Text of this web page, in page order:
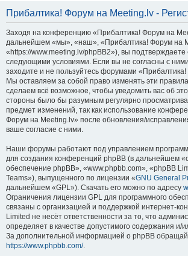
Прибалтика! Форум на Meeting.lv -
Заходя на конференцию «Прибалтика! Форум на
дальнейшем «мы», «наш», «Прибалтика! Форум на
«https://www.meeting.lv/phpBB2»), вы подтверждаете
следующими условиями. Если вы не согласны с
заходите и не пользуйтесь форумами
Мы оставляем за собой право изменять эти
сделаем всё возможное, чтобы уведомить вас об
стороны было бы разумным регулярно
предмет изменений, так как использование
Форум на Meeting.lv» после обновления/
ваше согласие с ними.
Наши форумы работают под управлением
для создания конференций phpBB (в дальнейшем
обеспечение phpBB», «www.phpbb.com», «phpBB
Teams»), выпущенного по лицензии «GNU General
дальнейшем «GPL»). Скачать его можно по адресу
Ограничения лицензии GPL для программного
связаны с организацией и поддержкой интернет-
Limited не несёт ответственности за то, что
определяет в качестве допустимого содержания и/
За дополнительной информацией о phpBB
https://www.phpbb.com/.